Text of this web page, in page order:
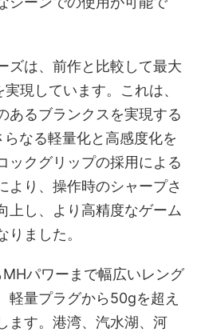
ズは、前作と比較して最大
現しています。これは、
あるブランクスを実現する
なる軽量化と高感度化を
ックグリップの採用による
より、操作時のシャープさ
上し、より高精度なゲーム
りました。
パワーまで幅広いレング
軽量プラグから50gを超え
ます。港湾、汽水湖、河